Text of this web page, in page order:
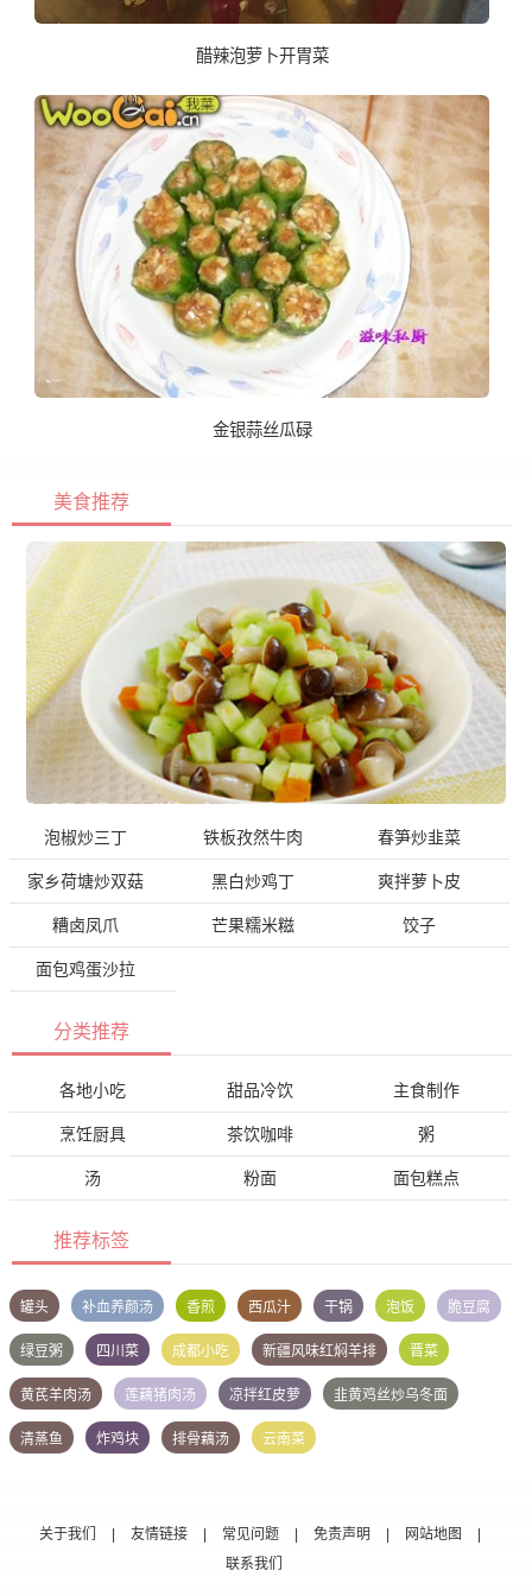
醋辣泡萝卜开胃菜
金银蒜丝瓜碌
美食推荐
泡椒炒三丁 铁板孜然牛肉 春笋炒韭菜
家乡荷塘炒双菇 黑白炒鸡丁 爽拌萝卜皮
糟卤凤爪 芒果糯米糍 饺子
面包鸡蛋沙拉
分类推荐
各地小吃 甜品冷饮 主食制作
烹饪厨具 茶饮咖啡 粥
汤 粉面 面包糕点
推荐标签
罐头 补血养颜汤 香煎 西瓜汁 干锅 泡饭 脆豆腐
绿豆粥 四川菜 成都小吃 新疆风味红焖羊排 晋菜
黄芪羊肉汤 莲藕猪肉汤 凉拌红皮萝 韭黄鸡丝炒乌冬面
清蒸鱼 炸鸡块 排骨藕汤 云南菜
关于我们 友情链接 常见问题 免责声明 网站地图
联系我们